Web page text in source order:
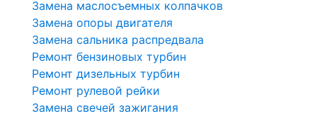
Замена маслосъемных колпачков
Замена опоры двигателя
Замена сальника распредвала
Ремонт бензиновых турбин
Ремонт дизельных турбин
Ремонт рулевой рейки
Замена свечей зажигания